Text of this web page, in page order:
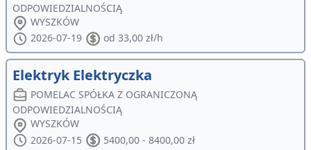
ODPOWIEDZIALNOŚCIĄ
WYSZKÓW
2026-07-19
od 33,00 zł/h
Elektryk Elektryczka
POMELAC SPÓŁKA Z OGRANICZONĄ
ODPOWIEDZIALNOŚCIĄ
WYSZKÓW
2026-07-15
5400,00 - 8400,00 zł